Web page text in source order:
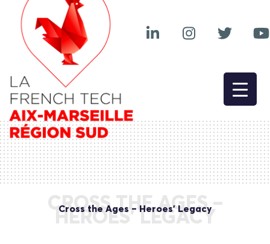
CROSS THE AGES –
HEROES’ LEGACY
Cross the Ages – Heroes’ Legacy